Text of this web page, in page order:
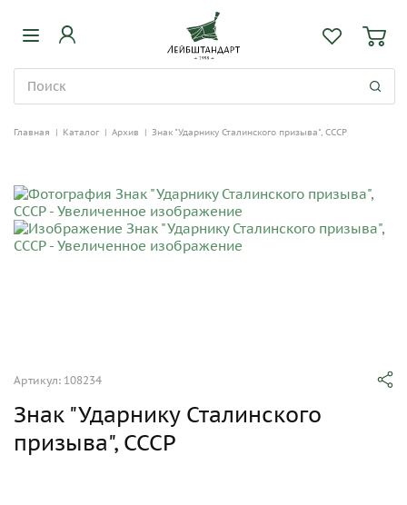
Главная | Каталог | Архив | Знак "Ударнику Сталинского призыва", СССР
Артикул: 108234
Знак "Ударнику Сталинского
призыва", СССР